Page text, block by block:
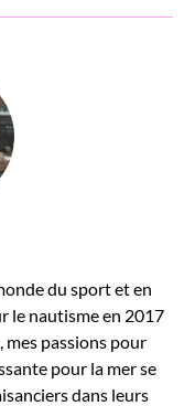
du sport et en
le nautisme en 2017
passions pour
pour la mer se
dans leurs